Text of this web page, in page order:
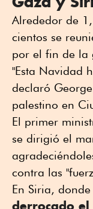
Alrededor de
cientos se
por el fin de la
"Esta Navidad
declaró
palestino en
El primer
se dirigió el
contra las
En Siria, donde
derrocado